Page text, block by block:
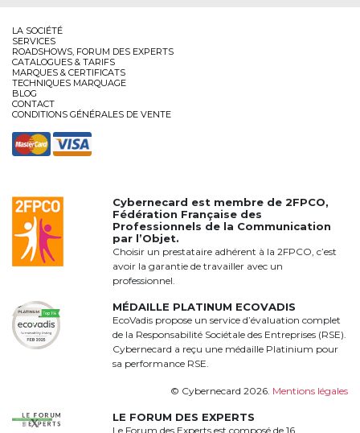
LA SOCIÉTÉ
SERVICES
ROADSHOWS, FORUM DES EXPERTS
CATALOGUES & TARIFS
MARQUES & CERTIFICATS
TECHNIQUES MARQUAGE
BLOG
CONTACT
CONDITIONS GÉNÉRALES DE VENTE
Cybernecard est membre de2FPCO,
Fédération Française des
Professionnels de la Communication
par l’Objet.
Choisir un prestataire adhérent à la 2FPCO, c’est
avoir la garantie de travailler avec un
professionnel.
MÉDAILLE PLATINUM ECOVADIS
EcoVadis propose un service d’évaluation complet
de la Responsabilité Sociétale des Entreprises (RSE).
Cybernecard a reçu une médaille Platinium pour
sa performance RSE.
© Cybernecard 2026. Mentions légales
LE FORUM DES EXPERTS
Le Forum des Experts est composé de 16